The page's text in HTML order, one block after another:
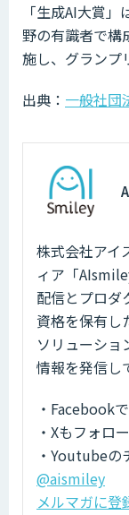
「生成AI大賞
野の有識者で構
施し、グランプ
出典： 一般社団
株式会社アイ
ィア「
配信とプロダ
資格を保有し
ソリューショ
情報を発信し
・Facebook
・Xもフォロ
・Youtubeの
@aismiley
メルマガに登